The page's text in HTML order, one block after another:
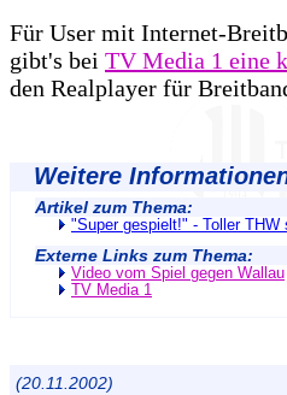
Für User mit Internet-
gibt's bei TV Media 1 eine
den Realplayer für
Weitere
Artikel zum Thema:
"Super gespielt!" - Toller
Externe Links zum Thema:
Video vom Spiel gegen Wallau
TV Media 1
(20.11.2002)